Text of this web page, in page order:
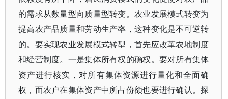
的需求从数量型向质量型转变。农业发展模式转变为
提高农产品质量和劳动生产率，这种变化是不可逆转
的。要实现农业发展模式转型，首先应改革农地制度
和经营制度。一是集体所有权的确权。要对所有集体
资产进行核实，对所有集体资源进行量化和全面确
权，而农户在集体资产中所占份额也要进行确认。探